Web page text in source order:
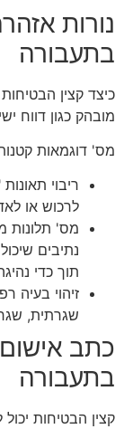
נורות
בתעבורה
כיצד קצין
מובהק כגון דווח
מס' דוגמאות קטנות
ריבוי
לרכוש או
נתיבים
תוך כדי
זיהוי בעיה
שגרתית,
כתב
בתעבורה
קצין הבטיחות